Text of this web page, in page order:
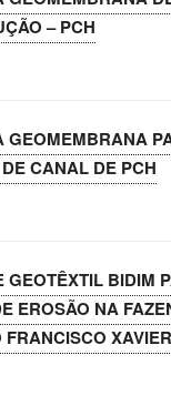
– PCH
GEOMEMBRANA
CANAL DE PCH
GEOTÊXTIL BIDIM
EROSÃO NA